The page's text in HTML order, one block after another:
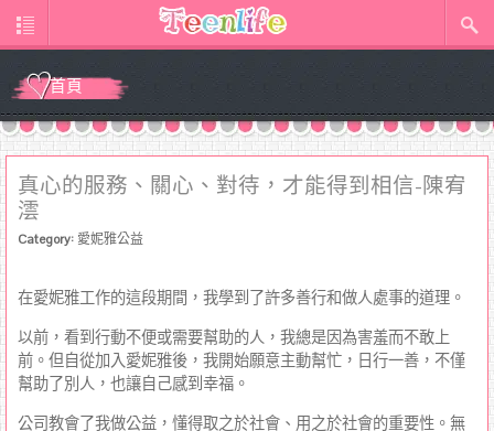
首頁
真心的服務、關心、對待，才能得到相信-陳宥
澐
Category: 愛妮雅公益
在愛妮雅工作的這段期間，我學到了許多善行和做人處事的道理。
以前，看到行動不便或需要幫助的人，我總是因為害羞而不敢上
前。但自從加入愛妮雅後，我開始願意主動幫忙，日行一善，不僅
幫助了別人，也讓自己感到幸福。
公司教會了我做公益，懂得取之於社會、用之於社會的重要性。無